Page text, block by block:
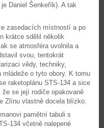
Daniel Šenkeřík). A tak
zasedacích místností a po
krátce sdělil několik
se atmosféra uvolnila a
svou, tentokrát
vědy, techniky,
o tyto obory. K tomu
raketoplánu STS-134 a sice
se její rodiče opakovaně
Zlínu vlastně docela blízko.
pamětní tabuli s
134 včetně nalepené